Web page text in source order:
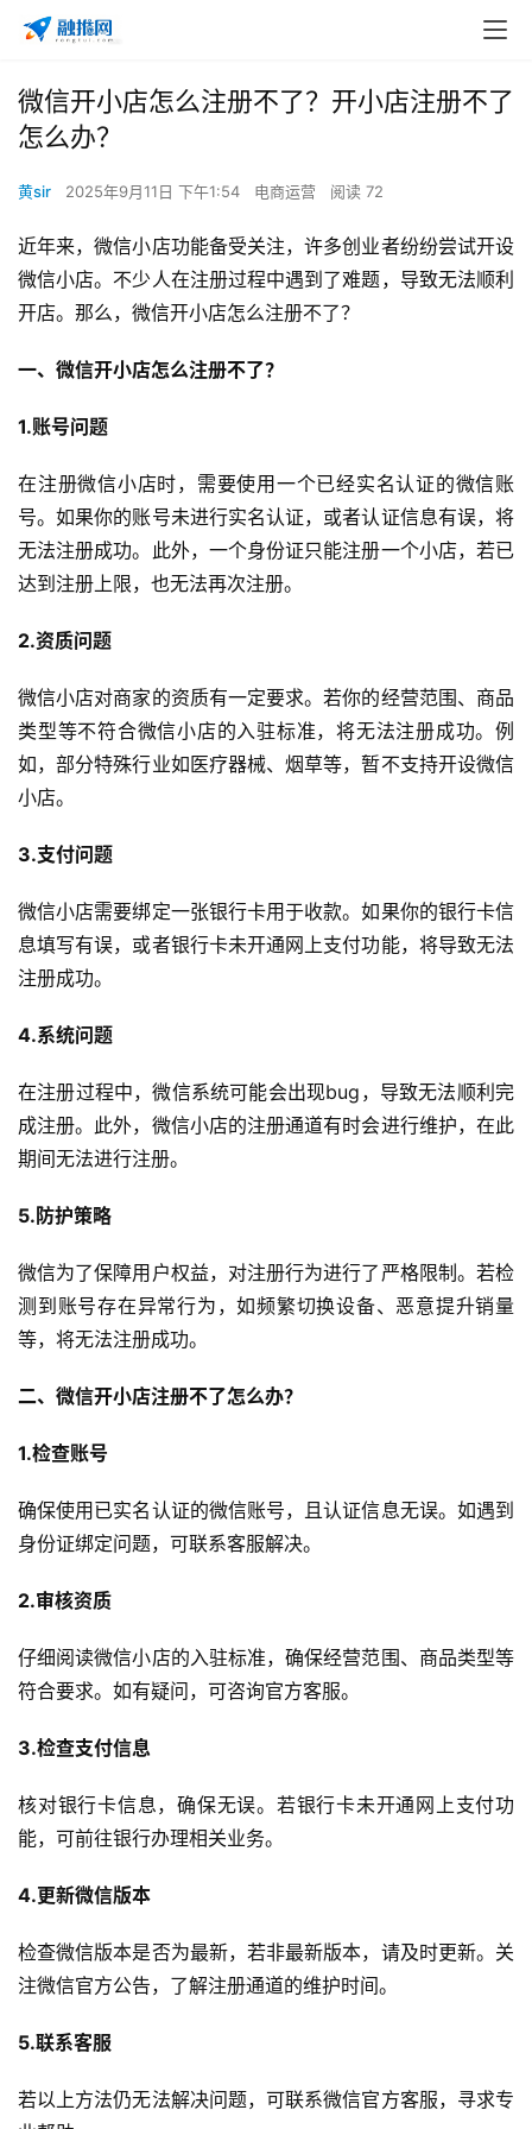
首
媒
体
G
O
微信开小店怎么注册不了？开小店注册不了
怎么办？
黄sir 2025年9月11日 下午1:54 电商运营 阅读 72
近年来，微信小店功能备受关注，许多创业者纷纷尝试开设
微信小店。不少人在注册过程中遇到了难题，导致无法顺利
开店。那么，微信开小店怎么注册不了？
一、微信开小店怎么注册不了？
1.账号问题
在注册微信小店时，需要使用一个已经实名认证的微信账
号。如果你的账号未进行实名认证，或者认证信息有误，将
无法注册成功。此外，一个身份证只能注册一个小店，若已
达到注册上限，也无法再次注册。
2.资质问题
微信小店对商家的资质有一定要求。若你的经营范围、商品
类型等不符合微信小店的入驻标准，将无法注册成功。例
如，部分特殊行业如医疗器械、烟草等，暂不支持开设微信
小店。
3.支付问题
微信小店需要绑定一张银行卡用于收款。如果你的银行卡信
息填写有误，或者银行卡未开通网上支付功能，将导致无法
注册成功。
4.系统问题
在注册过程中，微信系统可能会出现bug，导致无法顺利完
成注册。此外，微信小店的注册通道有时会进行维护，在此
期间无法进行注册。
5.防护策略
微信为了保障用户权益，对注册行为进行了严格限制。若检
测到账号存在异常行为，如频繁切换设备、恶意提升销量
等，将无法注册成功。
二、微信开小店注册不了怎么办？
1.检查账号
确保使用已实名认证的微信账号，且认证信息无误。如遇到
身份证绑定问题，可联系客服解决。
2.审核资质
仔细阅读微信小店的入驻标准，确保经营范围、商品类型等
符合要求。如有疑问，可咨询官方客服。
3.检查支付信息
核对银行卡信息，确保无误。若银行卡未开通网上支付功
能，可前往银行办理相关业务。
4.更新微信版本
检查微信版本是否为最新，若非最新版本，请及时更新。关
注微信官方公告，了解注册通道的维护时间。
5.联系客服
若以上方法仍无法解决问题，可联系微信官方客服，寻求专